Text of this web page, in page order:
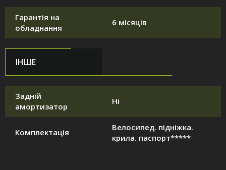
Гарантія на
обладнання
6 місяців
ІНШЕ
Задній
амортизатор
Ні
Комплектація
Велосипед. підніжка.
крила. паспорт*****